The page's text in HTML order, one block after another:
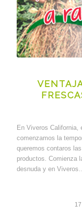
En Viveros California,
comenzamos la
queremos contaros
productos. Comienza
desnuda y en